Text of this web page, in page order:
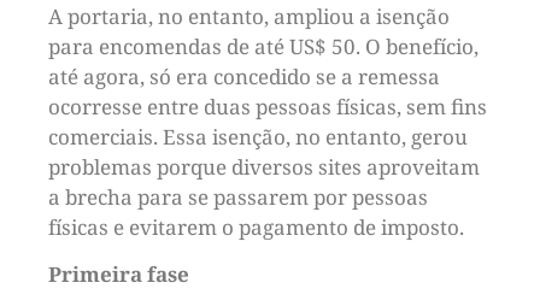
A portaria, no entanto, ampliou a isenção
para encomendas de até US$ 50. O benefício,
até agora, só era concedido se a remessa
ocorresse entre duas pessoas físicas, sem fins
comerciais. Essa isenção, no entanto, gerou
problemas porque diversos sites aproveitam
a brecha para se passarem por pessoas
físicas e evitarem o pagamento de imposto.
Primeira fase